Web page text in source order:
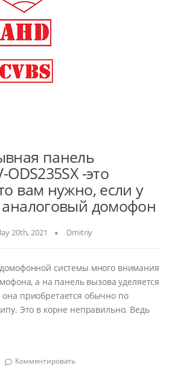
панель
-это
вам нужно, если у
аналоговый домофон
20th, 2021 Dmitriy
системы много внимания
а на панель вызова уделяется
приобретается обычно по
Это в корне неправильно. Ведь
Комментировать